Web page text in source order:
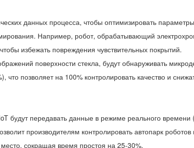
данных процесса, чтобы оптимизировать
Например, робот, обрабатывающий
избежать повреждения чувствительных покрытий.
поверхности стекла, будут обнаруживать
позволяет на 100% контролировать качество и
передавать данные в режиме реального времени
производителям контролировать автопарк роботов
сокращая время простоя на 25-30%.